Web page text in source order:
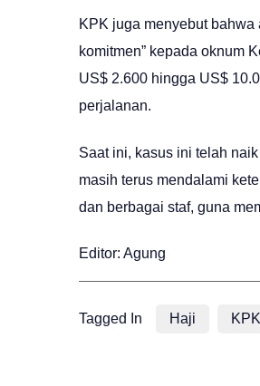
KPK juga menyebut
komitmen” kepada oknum
US$ 2.600 hingga US$
perjalanan.
Saat ini, kasus ini telah
masih terus mendalami
dan berbagai staf, guna
Editor: Agung
Tagged In Haji KPK